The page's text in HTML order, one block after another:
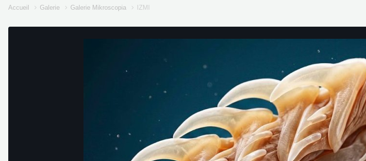
Accueil Galerie Galerie Mikroscopia IZMI